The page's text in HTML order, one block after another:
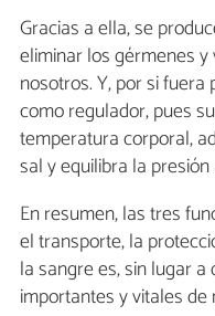
Gracias a ella, se
eliminar los gérmenes
nosotros. Y, por si
como regulador, pues
temperatura corporal,
sal y equilibra la
En resumen, las tres
el transporte, la
la sangre es, sin lugar
importantes y vitales